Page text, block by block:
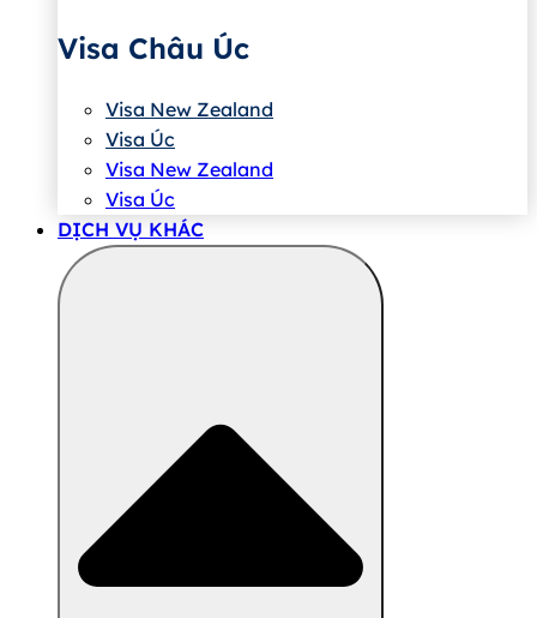
Visa Châu Úc
Visa New Zealand
Visa Úc
Visa New Zealand
Visa Úc
DỊCH VỤ KHÁC